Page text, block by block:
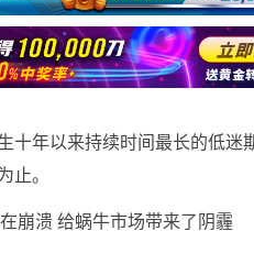
十年以来持续时间最长的低迷
止。